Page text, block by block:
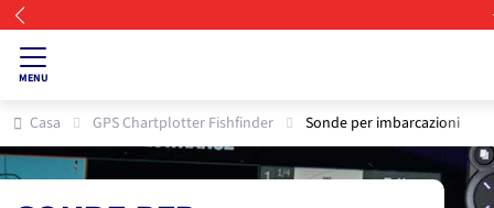
MENU
Casa GPS Chartplotter Fishfinder Sonde per imbarcazioni